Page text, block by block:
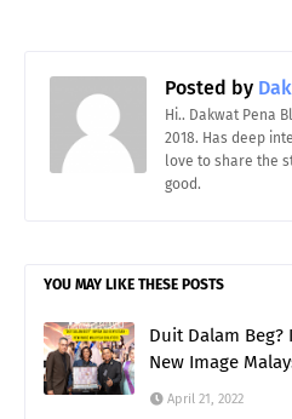
Posted by
Hi.. Dakwat Pena
2018. Has deep
love to share the
good.
YOU MAY LIKE THESE POSTS
Duit Dalam
New Image
April 21, 2022